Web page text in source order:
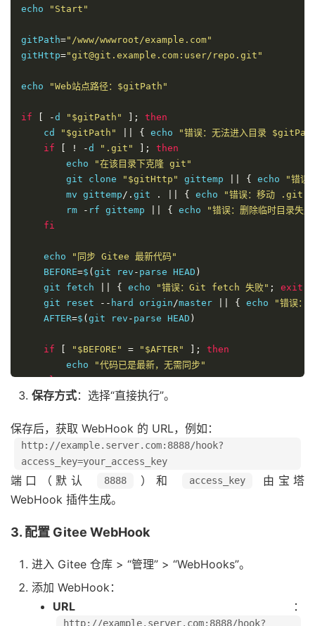
echo
"Start"
gitPath="/www/wwwroot/example.com"
gitHttp="git@git.example.com:user/repo.git"
echo "Web站点路径：$gitPath"
if -d "$gitPath" ];
then
    cd
"$gitPath" { echo
"错误：无法进入目录
if
! -d ".git" ];
then
        echo
"在该目录下克隆 git"
        git clone
"$gitHttp" gittemp { echo
"错误
        mv gittemp
/. git . { echo
"错误：移动 .git
        rm
- rf gittemp { echo
"错误：删除临时目录失
fi
    echo
"同步 Gitee 最新代码"
    BEFORE
=$ ( git rev - parse HEAD )
    git fetch
{ echo "错误：Git fetch 失败" ; exit
    git reset
-- hard origin/master { echo
"错误
    AFTER
=$ ( git rev - parse HEAD )
if "$BEFORE" = "$AFTER" ];
then
        echo
"代码已是最新，无需同步"
else
        echo
"代码同步成功，HEAD 从 $BEFORE 更新到
    echo
"End"
exit 0
    echo
"该项目路径不存在"
    echo
"End"
fi
保存方式：选择“直接执行”。
保存后，获取 WebHook 的 URL，例如：
http://example.server.com:8888/hook?
access_key=your_access_key
端口（默认 8888 ）和 access_key
由宝塔
WebHook 插件生成。
3. 配置 Gitee WebHook
进入 Gitee 仓库 > “管理” > “WebHooks”。
添加 WebHook：
URL ：
http://example.server.com:8888/hook?